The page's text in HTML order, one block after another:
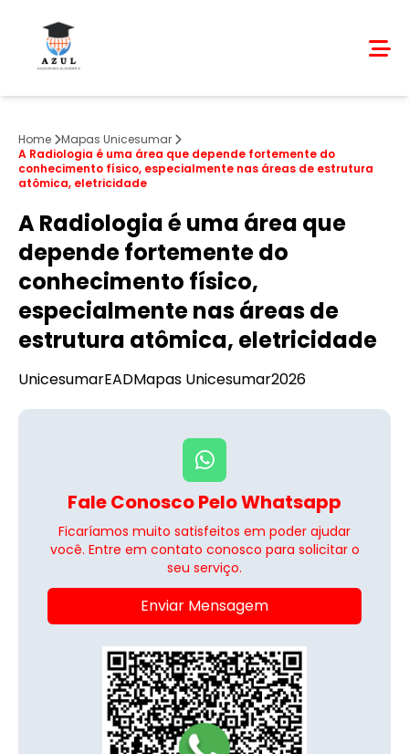
Home
Mapas Unicesumar
A Radiologia é uma área que depende fortemente do
conhecimento físico, especialmente nas áreas de estrutura
atômica, eletricidade
A Radiologia é uma área que
depende fortemente do
conhecimento físico,
especialmente nas áreas de
estrutura atômica, eletricidade
UnicesumarEADMapas Unicesumar2026
Fale Conosco Pelo Whatsapp
Ficaríamos muito satisfeitos em poder ajudar
você. Entre em contato conosco para solicitar o
seu serviço.
Enviar Mensagem